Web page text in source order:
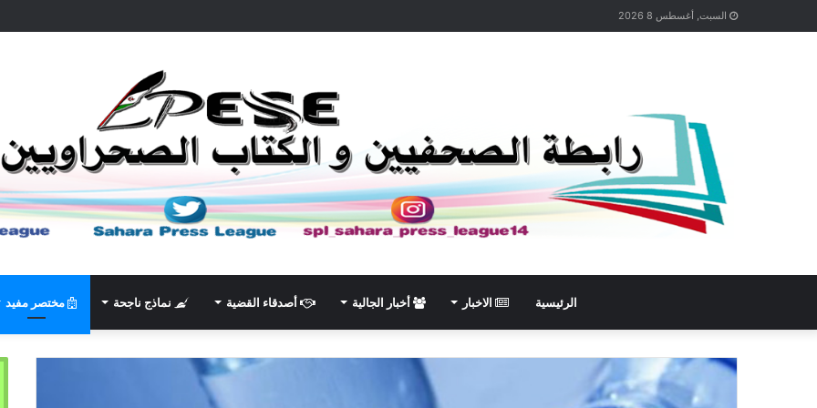
السبت, أغسطس 8 2026
الرئيسية الاخبار أخبار الجالية أصدقاء القضية نماذج ناجحة مختصر مفيد